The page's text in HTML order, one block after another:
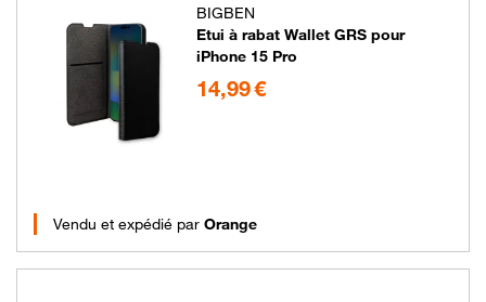
BIGBEN
Etui à rabat Wallet GRS pour
iPhone 15 Pro
14,99 €
Vendu et expédié par Orange